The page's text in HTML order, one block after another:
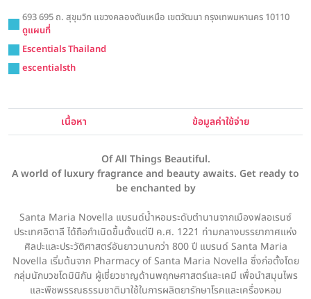
693 695 ถ. สุขุมวิท แขวงคลองตันเหนือ เขตวัฒนา กรุงเทพมหานคร 10110
ดูแผนที่
Escentials Thailand
escentialsth
เนื้อหา ข้อมูลค่าใช้จ่าย
Of All Things Beautiful.
A world of luxury fragrance and beauty awaits. Get ready to
be enchanted by
Santa Maria Novella แบรนด์น้ำหอมระดับตำนานจากเมืองฟลอเรนซ์
ประเทศอิตาลี ได้ถือกำเนิดขึ้นตั้งแต่ปี ค.ศ. 1221 ท่ามกลางบรรยากาศแห่ง
ศิลปะและประวัติศาสตร์อันยาวนานกว่า 800 ปี แบรนด์ Santa Maria
Novella เริ่มต้นจาก Pharmacy of Santa Maria Novella ซึ่งก่อตั้งโดย
กลุ่มนักบวชโดมินิกัน ผู้เชี่ยวชาญด้านพฤกษศาสตร์และเคมี เพื่อนำสมุนไพร
และพืชพรรณธรรมชาติมาใช้ในการผลิตยารักษาโรคและเครื่องหอม